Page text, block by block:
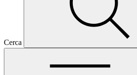
Cerca